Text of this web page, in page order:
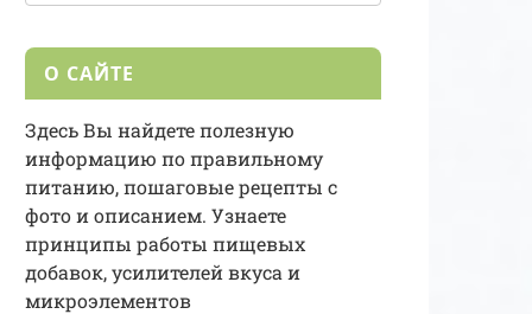
О САЙТЕ
Здесь Вы найдете полезную
информацию по правильному
питанию, пошаговые рецепты с
фото и описанием. Узнаете
принципы работы пищевых
добавок, усилителей вкуса и
микроэлементов